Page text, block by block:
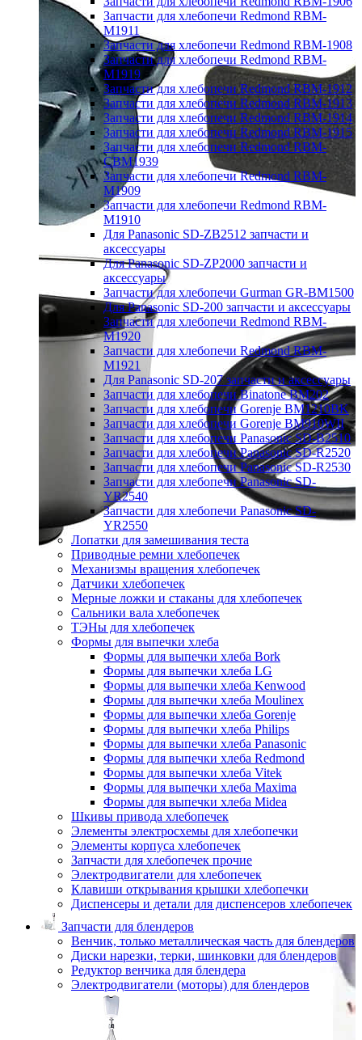
Запчасти для хлебопечи Redmond RBM-
M1911
Запчасти для хлебопечи Redmond RBM-1908
Запчасти для хлебопечи Redmond RBM-
M1919
Запчасти для хлебопечи Redmond RBM-1912
Запчасти для хлебопечи Redmond RBM-1913
Запчасти для хлебопечи Redmond RBM-1914
Запчасти для хлебопечи Redmond RBM-1915
Запчасти для хлебопечи Redmond RBM-
CBM1939
Запчасти для хлебопечи Redmond RBM-
M1909
Запчасти для хлебопечи Redmond RBM-
M1910
Для Panasonic SD-ZB2512 запчасти и
аксессуары
Для Panasonic SD-ZP2000 запчасти и
аксессуары
Запчасти для хлебопечи Gurman GR-BM1500
Для Panasonic SD-200 запчасти и аксессуары
Запчасти для хлебопечи Redmond RBM-
M1920
Запчасти для хлебопечи Redmond RBM-
M1921
Для Panasonic SD-207 запчасти и аксессуары
Запчасти для хлебопечи Binatone BM202
Запчасти для хлебопечи Gorenje BM1210BK
Запчасти для хлебопечи Gorenje BM910WII
Запчасти для хлебопечи Panasonic SD-B2510
Запчасти для хлебопечи Panasonic SD-R2520
Запчасти для хлебопечи Panasonic SD-R2530
Запчасти для хлебопечи Panasonic SD-
YR2540
Запчасти для хлебопечи Panasonic SD-
YR2550
Лопатки для замешивания теста
Приводные ремни хлебопечек
Механизмы вращения хлебопечек
Датчики хлебопечек
Мерные ложки и стаканы для хлебопечек
Сальники вала хлебопечек
ТЭНы для хлебопечек
Формы для выпечки хлеба
Формы для выпечки хлеба Bork
Формы для выпечки хлеба LG
Формы для выпечки хлеба Kenwood
Формы для выпечки хлеба Moulinex
Формы для выпечки хлеба Gorenje
Формы для выпечки хлеба Philips
Формы для выпечки хлеба Panasonic
Формы для выпечки хлеба Redmond
Формы для выпечки хлеба Vitek
Формы для выпечки хлеба Maxima
Формы для выпечки хлеба Midea
Шкивы привода хлебопечек
Элементы электросхемы для хлебопечки
Элементы корпуса хлебопечек
Запчасти для хлебопечек прочие
Электродвигатели для хлебопечек
Клавиши открывания крышки хлебопечки
Диспенсеры и детали для диспенсеров хлебопечек
Запчасти для блендеров
Венчик, только металлическая часть для блендеров
Диски нарезки, терки, шинковки для блендеров
Редуктор венчика для блендера
Электродвигатели (моторы) для блендеров